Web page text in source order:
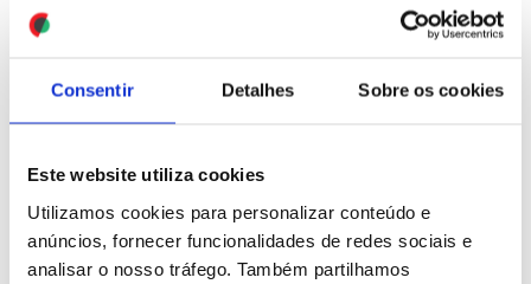
Consentir Detalhes Sobre os cookies
Este website utiliza cookies
Utilizamos cookies para personalizar conteúdo e
anúncios, fornecer funcionalidades de redes sociais e
analisar o nosso tráfego. Também partilhamos